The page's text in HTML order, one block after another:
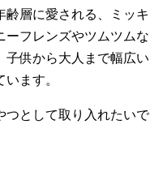
齢層に愛される、ミッキ
ーフレンズやツムツムな
子供から大人まで幅広い
ます。
つとして取り入れたいで